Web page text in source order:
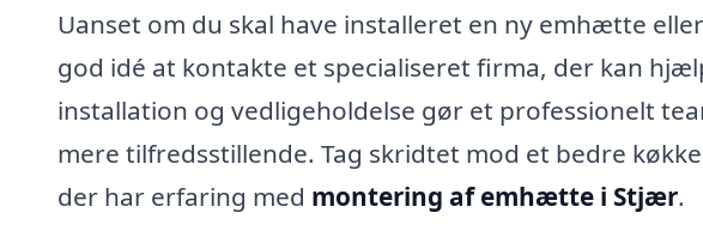
Uanset om du skal have installeret en ny emhætte
god idé at kontakte et specialiseret firma, der kan
installation og vedligeholdelse gør et professionelt
mere tilfredsstillende. Tag skridtet mod et bedre
der har erfaring med montering af emhætte i Stjær.